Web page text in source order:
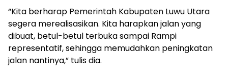
“Kita berharap Pemerintah Kabupaten Luwu Utara
segera merealisasikan. Kita harapkan jalan yang
dibuat, betul-betul terbuka sampai Rampi
representatif, sehingga memudahkan peningkatan
jalan nantinya,” tulis dia.